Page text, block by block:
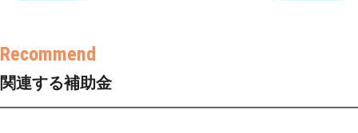
関連する補助金